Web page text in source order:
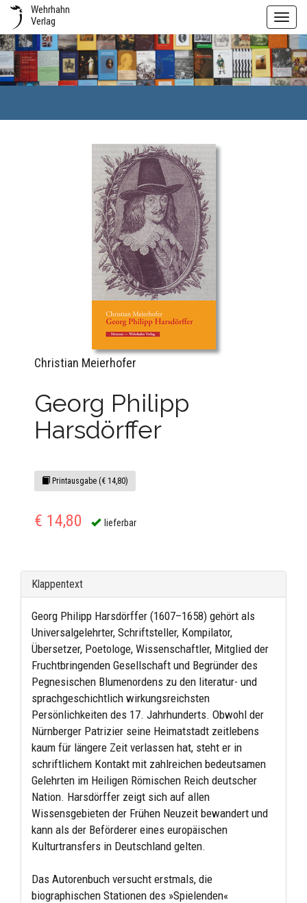
Wehrhahn
Verlag
Christian Meierhofer
Georg Philipp
Harsdörffer
Printausgabe (€ 14,80)
€ 14,80 lieferbar
Klappentext
Georg Philipp Harsdörffer (1607–1658) gehört als
Universalgelehrter, Schriftsteller, Kompilator,
Übersetzer, Poetologe, Wissenschaftler, Mitglied der
Fruchtbringenden Gesellschaft und Begründer des
Pegnesischen Blumenordens zu den literatur- und
sprachgeschichtlich wirkungsreichsten
Persönlichkeiten des 17. Jahrhunderts. Obwohl der
Nürnberger Patrizier seine Heimatstadt zeitlebens
kaum für längere Zeit verlassen hat, steht er in
schriftlichem Kontakt mit zahlreichen bedeutsamen
Gelehrten im Heiligen Römischen Reich deutscher
Nation. Harsdörffer zeigt sich auf allen
Wissensgebieten der Frühen Neuzeit bewandert und
kann als der Beförderer eines europäischen
Kulturtransfers in Deutschland gelten.
Das Autorenbuch versucht erstmals, die
biographischen Stationen des »Spielenden«